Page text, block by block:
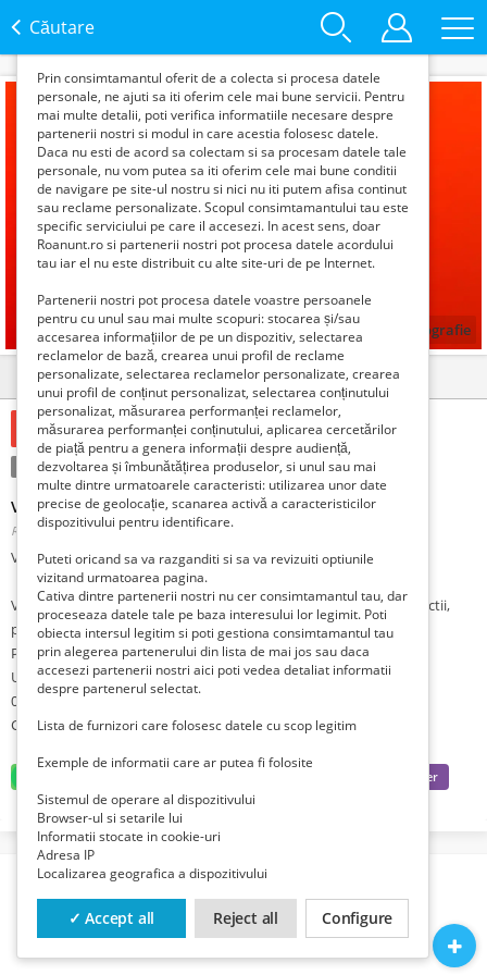
Căutare
fotografie
Detalii Contact
Verifica cu vanzatorul
Condiție:Nou Tranzacţie:Vinde
Vânzare lift pentru marfa
Romania, Cluj, Cluj-Napoca, Publicat 3 săptămâni în urmă
Vânzare Lift marfa
Va oferim spre vânzare lifturi exterioare pentru mobila și constructii,
panouri foto-voltaice, de la producatorul german Bocker.
Pentru detalii suplimentare și oferte de pret va stam la dispoziție!
Utilajele se pot vedea și încerca la sediul firmei noastre.
0769374479
Cristina.spiders@gmail.com
date sunt folosite pentru analizarea traffic-ului pe site-ul
Prin consimtamantul oferit de a colecta si procesa datele
personale, ne ajuti sa iti oferim cele mai bune servicii. Pentru
mai multe detalii, poti verifica informatiile necesare despre
partenerii nostri si modul in care acestia folosesc datele.
Daca nu esti de acord sa colectam si sa procesam datele tale
personale, nu vom putea sa iti oferim cele mai bune conditii
de navigare pe site-ul nostru si nici nu iti putem afisa continut
sau reclame personalizate. Scopul consimtamantului tau este
specific serviciului pe care il accesezi. In acest sens, doar
Roanunt.ro si partenerii nostri pot procesa datele acordului
tau iar el nu este distribuit cu alte site-uri de pe Internet.
Partenerii nostri pot procesa datele voastre persoanele
pentru cu unul sau mai multe scopuri: stocarea și/sau
accesarea informațiilor de pe un dispozitiv, selectarea
reclamelor de bază, crearea unui profil de reclame
personalizate, selectarea reclamelor personalizate, crearea
unui profil de conținut personalizat, selectarea conținutului
personalizat, măsurarea performanței reclamelor,
măsurarea performanței conținutului, aplicarea cercetărilor
de piață pentru a genera informații despre audiență,
dezvoltarea și îmbunătățirea produselor, si unul sau mai
multe dintre urmatoarele caracteristi: utilizarea unor date
precise de geolocație, scanarea activă a caracteristicilor
dispozitivului pentru identificare.
Puteti oricand sa va razganditi si sa va revizuiti optiunile
vizitand urmatoarea pagina.
Cativa dintre partenerii nostri nu cer consimtamantul tau, dar
proceseaza datele tale pe baza interesului lor legimit. Poti
obiecta intersul legitim si poti gestiona consimtamantul tau
prin alegerea partenerului din lista de mai jos sau daca
accesezi partenerii nostri aici poti vedea detaliat informatii
despre partenerul selectat.
Lista de furnizori care folosesc datele cu scop legitim
Exemple de informatii care ar putea fi folosite
Sistemul de operare al dispozitivului
Browser-ul si setarile lui
Informatii stocate in cookie-uri
Adresa IP
Localizarea geografica a dispozitivului
✓ Accept all Reject all Configure